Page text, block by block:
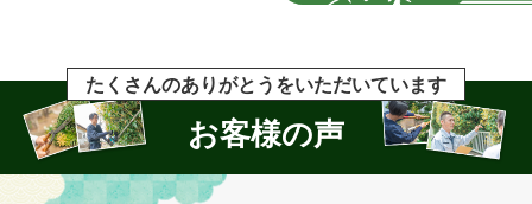
たくさんのありがとうをいただいています
お客様の声